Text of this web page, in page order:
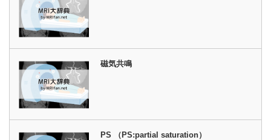
磁気共鳴
PS （PS:partial saturation）